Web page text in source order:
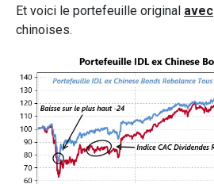
Et voici le portefeuille original avec
chinoises.